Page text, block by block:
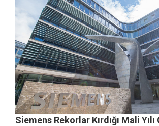
Siemens Rekorlar Kırdığı Mali